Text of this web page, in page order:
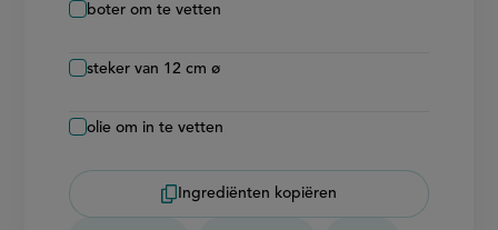
boter om te vetten
steker van 12 cm ø
olie om in te vetten
Ingrediënten kopiëren